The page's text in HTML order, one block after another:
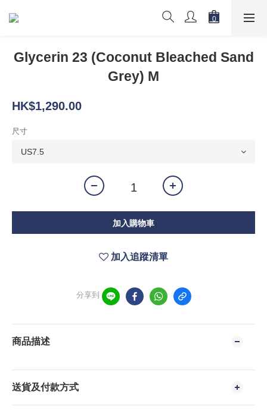
Glycerin 23 (Coconut Bleached Sand
Grey) M
HK$1,290.00
尺寸
加入購物車
加入追蹤清單
分享到
商品描述
送貨及付款方式